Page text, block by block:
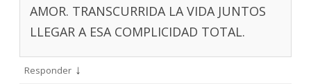
AMOR. TRANSCURRIDA LA VIDA JUNTOS
LLEGAR A ESA COMPLICIDAD TOTAL.
Responder ↓